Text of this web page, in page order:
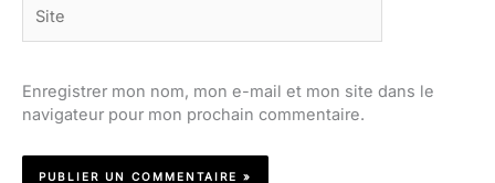
Enregistrer mon nom, mon e-mail et mon site dans le
navigateur pour mon prochain commentaire.